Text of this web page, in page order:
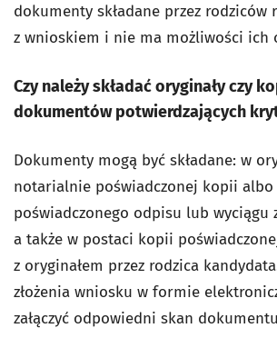
dokumenty składane przez rodziców
z wnioskiem i nie ma możliwości ich
Czy należy składać oryginały czy
dokumentów potwierdzających
Dokumenty mogą być składane: w
notarialnie poświadczonej kopii albo
poświadczonego odpisu lub wyciągu
a także w postaci kopii
z oryginałem przez rodzica
złożenia wniosku w formie
załączyć odpowiedni skan